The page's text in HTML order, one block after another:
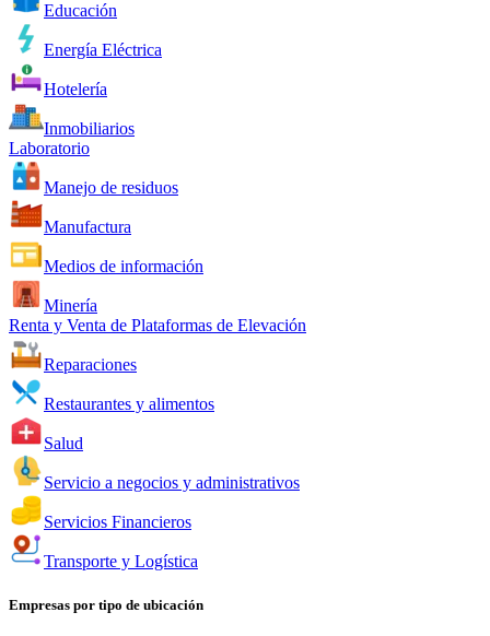
Educación
Energía Eléctrica
Hotelería
Inmobiliarios
Laboratorio
Manejo de residuos
Manufactura
Medios de información
Minería
Renta y Venta de Plataformas de Elevación
Reparaciones
Restaurantes y alimentos
Salud
Servicio a negocios y administrativos
Servicios Financieros
Transporte y Logística
Empresas por tipo de ubicación